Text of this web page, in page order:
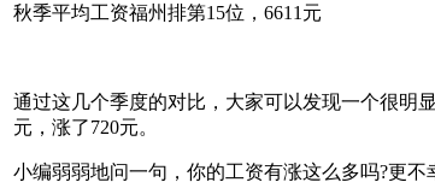
秋季平均工资福州排第15位，6611元
通过这几个季度的对比，大家可以发现一个很明
元，涨了720元。
小编弱弱地问一句，你的工资有涨这么多吗?更不